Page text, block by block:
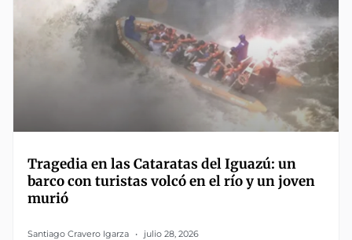
Tragedia en las Cataratas del Iguazú: un
barco con turistas volcó en el río y un joven
murió
Santiago Cravero Igarza julio 28, 2026